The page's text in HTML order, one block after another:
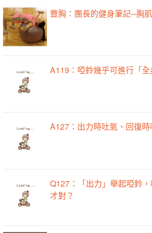
豐胸：團長的健身筆記─胸
A119：啞鈴幾乎可進行「
A127：出力時吐氣、回復
Q127：「出力」舉起啞鈴
才對？